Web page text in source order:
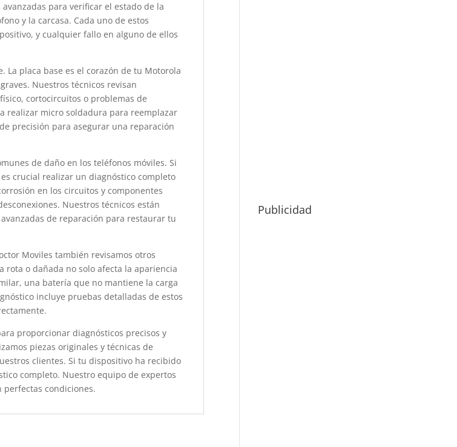
para verificar el estado de la
y la carcasa. Cada uno de estos
y cualquier fallo en alguno de ellos
La placa base es el corazón de tu Motorola
Nuestros técnicos revisan
cortocircuitos o problemas de
realizar micro soldadura para reemplazar
precisión para asegurar una reparación
de daño en los teléfonos móviles. Si
crucial realizar un diagnóstico completo
en los circuitos y componentes
Nuestros técnicos están
de reparación para restaurar tu
Moviles también revisamos otros
o dañada no solo afecta la apariencia
una batería que no mantiene la carga
incluye pruebas detalladas de estos
proporcionar diagnósticos precisos y
piezas originales y técnicas de
clientes. Si tu dispositivo ha recibido
completo. Nuestro equipo de expertos
perfectas condiciones.
Publicidad